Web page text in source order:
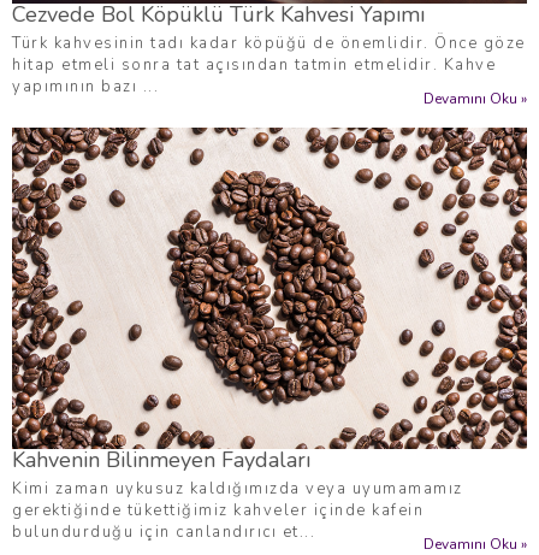
Cezvede Bol Köpüklü Türk Kahvesi Yapımı
Türk kahvesinin tadı kadar köpüğü de önemlidir. Önce göze
hitap etmeli sonra tat açısından tatmin etmelidir. Kahve
yapımının bazı ...
Devamını Oku »
Kahvenin Bilinmeyen Faydaları
Kimi zaman uykusuz kaldığımızda veya uyumamamız
gerektiğinde tükettiğimiz kahveler içinde kafein
bulundurduğu için canlandırıcı et...
Devamını Oku »